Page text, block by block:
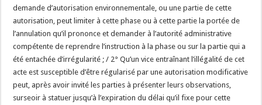
demande d’autorisation environnementale, ou une partie de cette
autorisation, peut limiter à cette phase ou à cette partie la portée de
l’annulation qu’il prononce et demander à l’autorité administrative
compétente de reprendre l’instruction à la phase ou sur la partie qui a
été entachée d’irrégularité ; / 2° Qu’un vice entraînant l’illégalité de cet
acte est susceptible d’être régularisé par une autorisation modificative
peut, après avoir invité les parties à présenter leurs observations,
surseoir à statuer jusqu’à l’expiration du délai qu’il fixe pour cette